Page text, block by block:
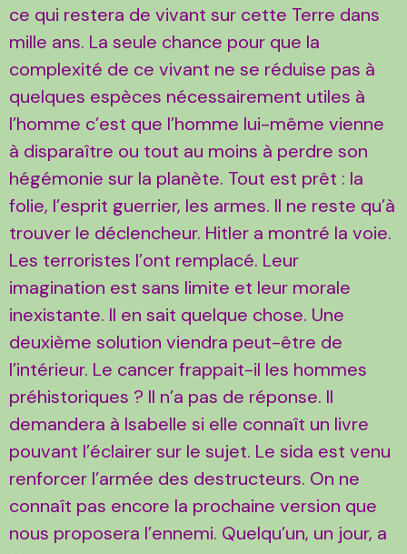
ce qui restera de vivant sur cette Terre dans
mille ans. La seule chance pour que la
complexité de ce vivant ne se réduise pas à
quelques espèces nécessairement utiles à
l’homme c’est que l’homme lui-même vienne
à disparaître ou tout au moins à perdre son
hégémonie sur la planète. Tout est prêt : la
folie, l’esprit guerrier, les armes. Il ne reste qu’à
trouver le déclencheur. Hitler a montré la voie.
Les terroristes l’ont remplacé. Leur
imagination est sans limite et leur morale
inexistante. Il en sait quelque chose. Une
deuxième solution viendra peut-être de
l’intérieur. Le cancer frappait-il les hommes
préhistoriques ? Il n’a pas de réponse. Il
demandera à Isabelle si elle connaît un livre
pouvant l’éclairer sur le sujet. Le sida est venu
renforcer l’armée des destructeurs. On ne
connaît pas encore la prochaine version que
nous proposera l’ennemi. Quelqu’un, un jour, a